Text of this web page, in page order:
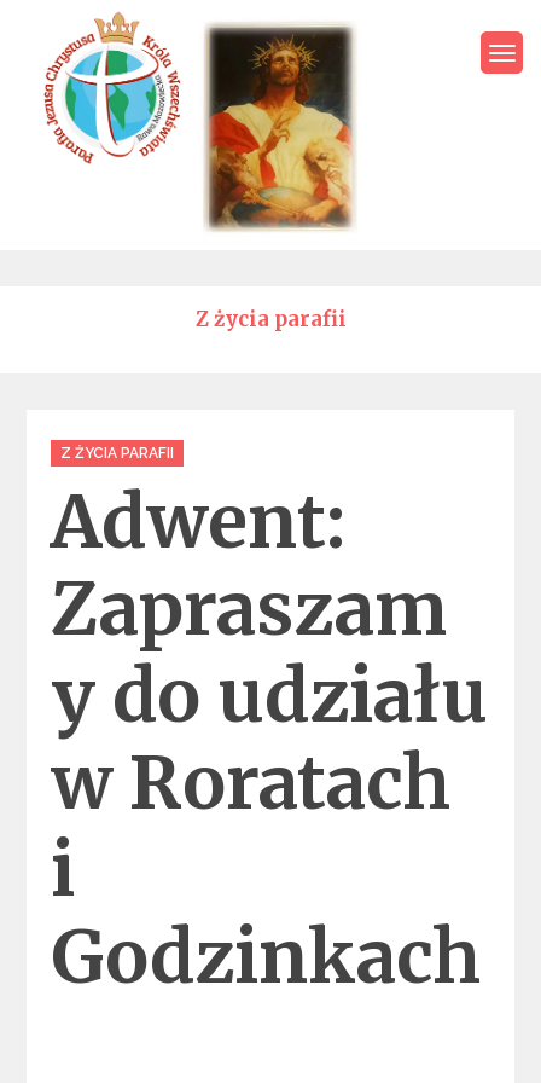
content
Parafia Jezusa Chrystusa
Króla Wszechświata – Rawa
Z życia parafii
Categories
Z ŻYCIA PARAFII
Adwent:
Zapraszam
y do udziału
w Roratach
i
Godzinkach